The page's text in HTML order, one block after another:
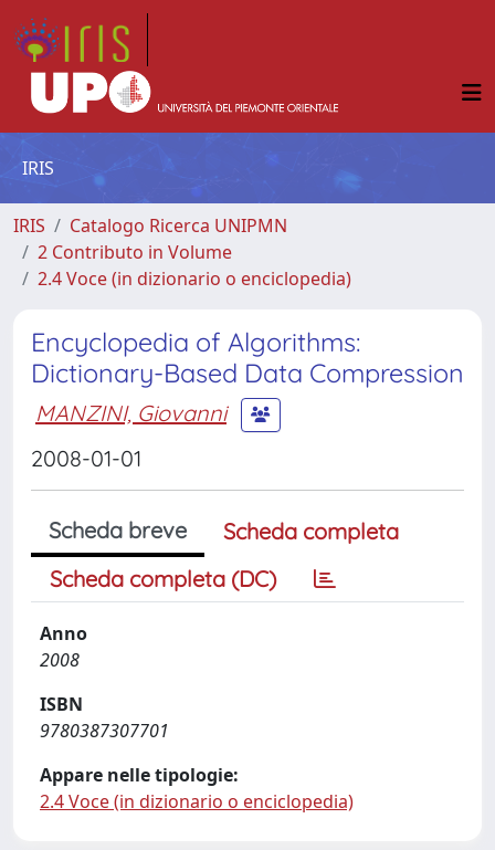
IRIS
IRIS
Catalogo Ricerca UNIPMN
2 Contributo in Volume
2.4 Voce (in dizionario o enciclopedia)
Encyclopedia of Algorithms:
Dictionary-Based Data Compression
MANZINI, Giovanni
2008-01-01
Scheda breve
Scheda completa
Scheda completa (DC)
Anno
2008
ISBN
9780387307701
Appare nelle tipologie:
2.4 Voce (in dizionario o enciclopedia)